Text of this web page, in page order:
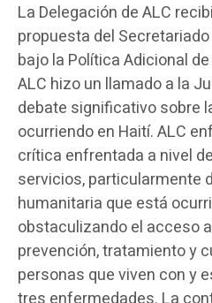
La Delegación de ALC
propuesta del
bajo la Política Adicional
ALC hizo un llamado a la
debate significativo sobre
ocurriendo en Haití. ALC
crítica enfrentada a nivel
servicios, particularmente
humanitaria que está
obstaculizando el acceso
prevención, tratamiento y
personas que viven con y